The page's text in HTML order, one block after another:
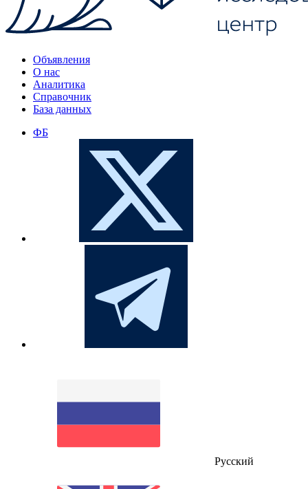
Объявления
О нас
Аналитика
Справочник
База данных
ФБ
Русский